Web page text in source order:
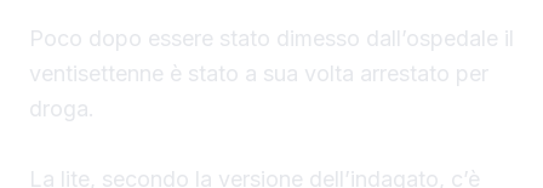
Poco dopo essere stato dimesso dall’ospedale il
ventisettenne è stato a sua volta arrestato per
droga.
La lite, secondo la versione dell’indagato, c’è